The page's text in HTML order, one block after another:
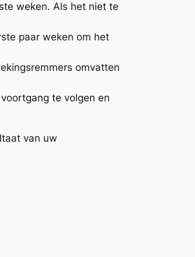
weken. Als het niet te
paar weken om het
omvatten
te volgen en
van uw